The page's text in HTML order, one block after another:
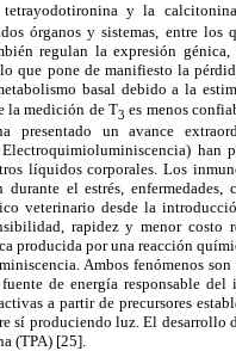
y la
órganos y sistemas, entre
regulan la expresión
que pone de manifiesto la
basal debido a la
la medición de T3 es menos
presentado un avance
han
líquidos corporales. Los
durante el estrés,
veterinario desde la
rapidez y menor
producida por una reacción
Ambos fenómenos
de energía responsable
a partir de precursores
sí produciendo luz. El desarrollo
(TPA) [25].